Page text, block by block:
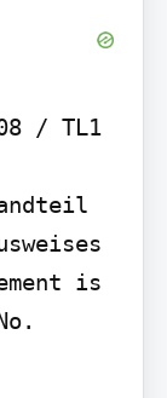
/ TL1
is